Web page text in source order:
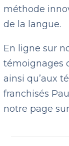
méthode
de la langue.
En ligne sur
témoignages
ainsi qu’aux
franchisés
notre page